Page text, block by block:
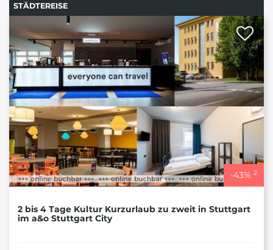
STÄDTEREISE
-43% 2
2 bis 4 Tage Kultur Kurzurlaub zu zweit in Stuttgart
im a&o Stuttgart City